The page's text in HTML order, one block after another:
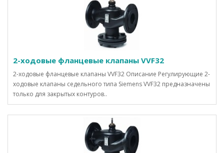
2-ходовые фланцевые клапаны VVF32
2-ходовые фланцевые клапаны VVF32 Описание Регулирующие 2-
ходовые клапаны седельного типа Siemens VVF32 предназначены
только для закрытых контуров..